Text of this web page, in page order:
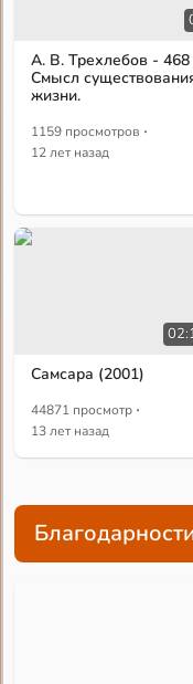
А. В. Трехлебов -
Смысл
жизни.
1159 просмотров ·
12 лет назад
Самсара (2001)
44871 просмотр ·
13 лет назад